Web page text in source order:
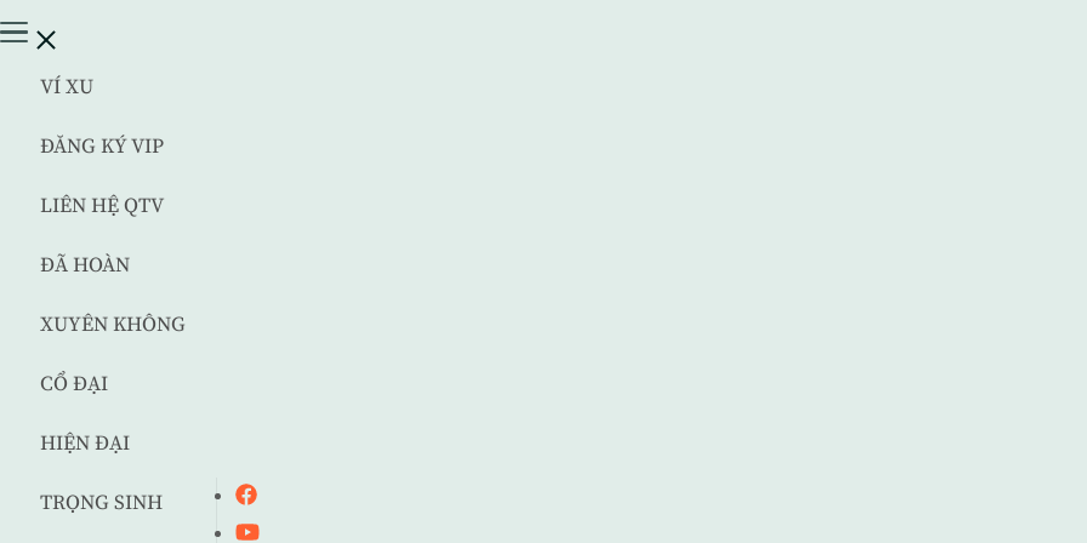
VÍ XU
ĐĂNG KÝ VIP
LIÊN HỆ QTV
ĐÃ HOÀN
XUYÊN KHÔNG
CỔ ĐẠI
HIỆN ĐẠI
TRỌNG SINH